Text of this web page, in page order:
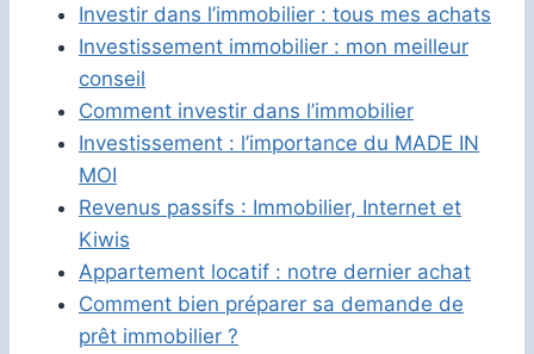
Investir dans l’immobilier : tous mes achats
Investissement immobilier : mon meilleur
conseil
Comment investir dans l’immobilier
Investissement : l’importance du MADE IN
MOI
Revenus passifs : Immobilier, Internet et
Kiwis
Appartement locatif : notre dernier achat
Comment bien préparer sa demande de
prêt immobilier ?